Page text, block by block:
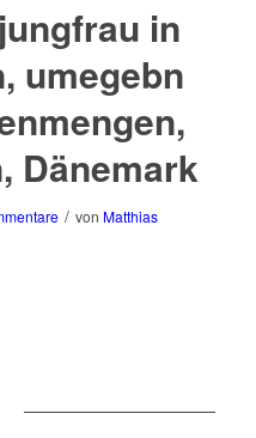
in
umegebn
Dänemark
/ von Matthias